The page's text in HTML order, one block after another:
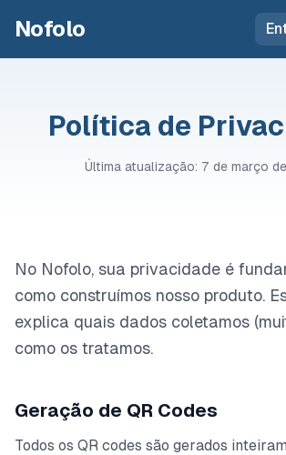
Nofolo
Política de
Última atualização: 7 de março
No Nofolo, sua privacidade é
como construímos nosso produto.
explica quais dados coletamos
como os tratamos.
Geração de QR Codes
Todos os QR codes são gerados